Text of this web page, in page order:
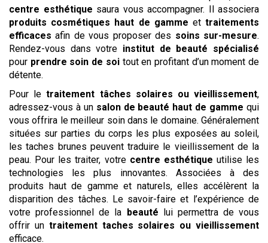
centre esthétique saura vous accompagner. Il associera
produits cosmétiques haut de gamme ettraitements
efficaces afin de vous proposer des soins sur-mesure.
Rendez-vous dans votre institut de beauté spécialisé
pour prendre soin de soitout en profitant d’un moment de
détente.
Pour letraitement tâches solaires ou vieillissement,
adressez-vous à un salon de beauté haut de gamme qui
vous offrira le meilleur soin dans le domaine. Généralement
situées sur parties du corps les plus exposées au soleil,
les taches brunes peuvent traduire le vieillissement de la
peau. Pour les traiter, votre centre esthétique utilise les
technologies les plus innovantes. Associées à des
produits haut de gamme et naturels, elles accélèrent la
disparition des tâches. Le savoir-faire et l’expérience de
votre professionnel de la
beauté lui permettra de vous
offrir un traitement taches solaires ou vieillissement
efficace.